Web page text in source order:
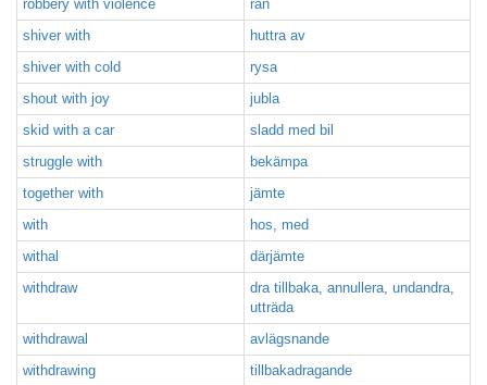
robbery with violence
rån
shiver with
huttra av
shiver with cold
rysa
shout with joy
jubla
skid with a car
sladd med bil
struggle with
bekämpa
together with
jämte
with
hos, med
withal
därjämte
withdraw
dra tillbaka, annullera, undandra,
utträda
withdrawal
avlägsnande
withdrawing
tillbakadragande